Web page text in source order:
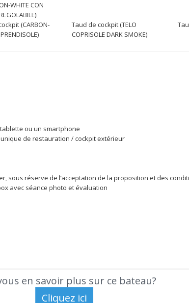
WHITE CON
(CARBON-
Taud de cockpit (TELO
COPRISOLE DARK SMOKE)
ou un smartphone
de restauration / cockpit extérieur
sous réserve de l’acceptation de la proposition et des
avec séance photo et évaluation
en savoir plus sur ce bateau?